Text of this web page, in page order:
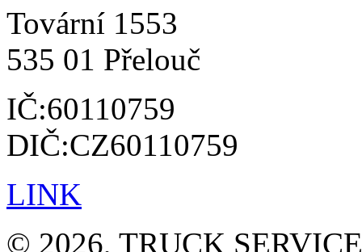
Tovární 1553
535 01 Přelouč
IČ:60110759
DIČ:CZ60110759
LINK
© 2026, TRUCK